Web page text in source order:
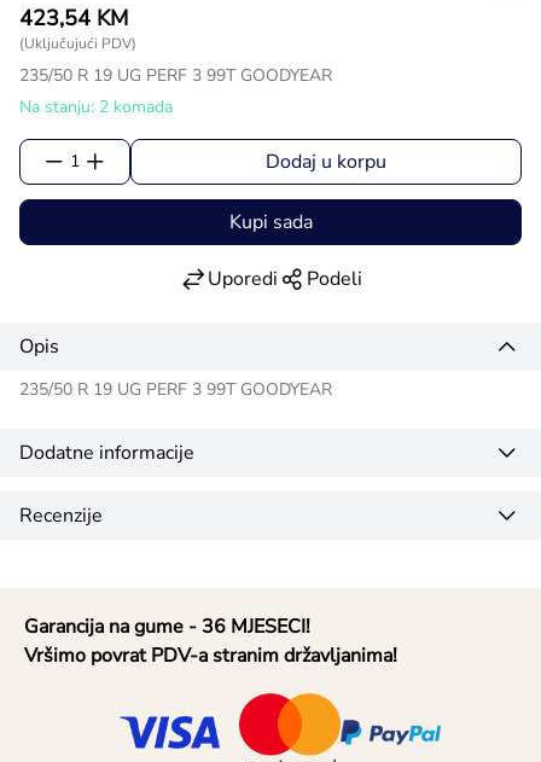
423,54 KM
(Uključujući PDV)
235/50 R 19 UG PERF 3 99T GOODYEAR
Na stanju: 2 komada
1 Dodaj u korpu
Kupi sada
Uporedi Podeli
Opis
235/50 R 19 UG PERF 3 99T GOODYEAR
Dodatne informacije
Recenzije
Garancija na gume - 36 MJESECI!
Vršimo povrat PDV-a stranim državljanima!